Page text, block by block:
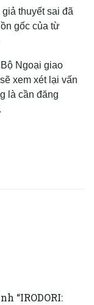
thuyết sai đã
gốc của từ
Ngoại giao
xem xét lại vấn
là cần đăng
“IRODORI: